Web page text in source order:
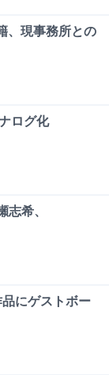
、現事務所との
ログ化
志希、
にゲストボー